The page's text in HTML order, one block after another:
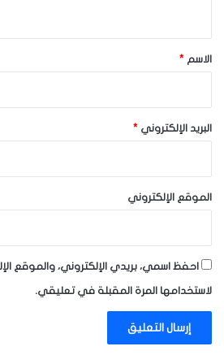
*الاسم *
البريد الإلكتروني *
الموقع الإلكتروني
احفظ اسمي، بريدي الإلكتروني، والموقع
لاستخدامها المرة المقبلة في تعليقي.